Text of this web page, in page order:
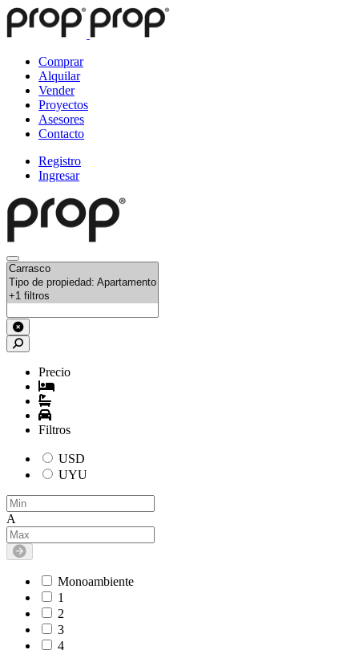
Comprar
Alquilar
Vender
Proyectos
Asesores
Contacto
Registro
Ingresar
Precio
Filtros
USD
UYU
A
Monoambiente
1
2
3
4